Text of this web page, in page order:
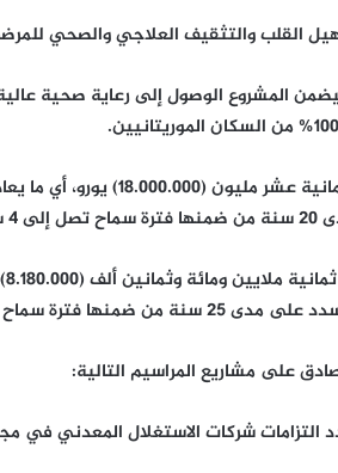
المشروع الوصول إلى رعاية صحية عالية
سنوات وبرسوم التزام بواقع 1,5% سنويا.
على مشاريع المراسيم التالية:
شركات الاستغلال المعدني في